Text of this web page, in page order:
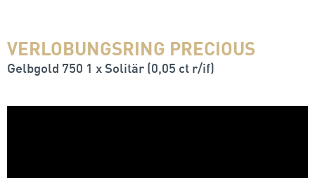
VERLOBUNGSRING PRECIOUS
Gelbgold 750 1 x Solitär (0,05 ct r/if)